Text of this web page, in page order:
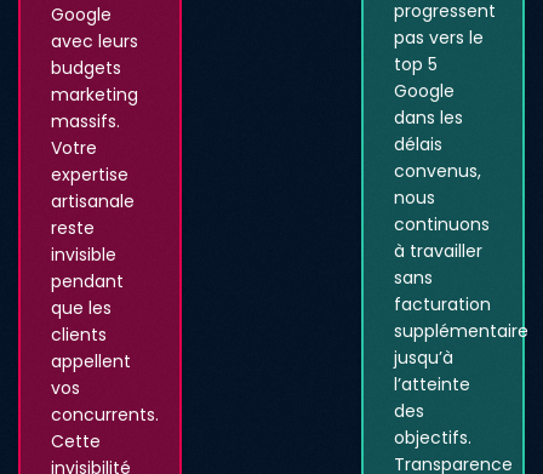
Google
avec leurs
budgets
marketing
massifs.
Votre
expertise
artisanale
reste
invisible
pendant
que les
clients
appellent
vos
concurrents.
Cette
invisibilité
progressent
pas vers le
top 5
Google
dans les
délais
convenus,
nous
continuons
à travailler
sans
facturation
supplémentaire
jusqu’à
l’atteinte
des
objectifs.
Transparence